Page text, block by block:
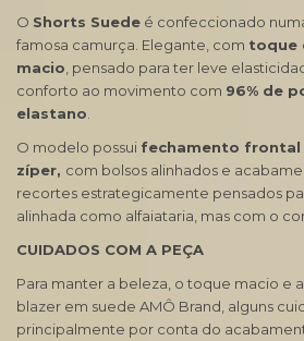
O Shorts Suede é confeccionado
famosa camurça. Elegante, com toque
macio , pensado para ter leve
conforto ao movimento com 96% de
elastano
O modelo possui fechamento
zíper, com bolsos alinhados e
recortes estrategicamente pensados
alinhada como alfaiataria, mas com o
CUIDADOS COM A PEÇA
Para manter a beleza, o toque macio e
blazer em suede AMÔ Brand, alguns
principalmente por conta do